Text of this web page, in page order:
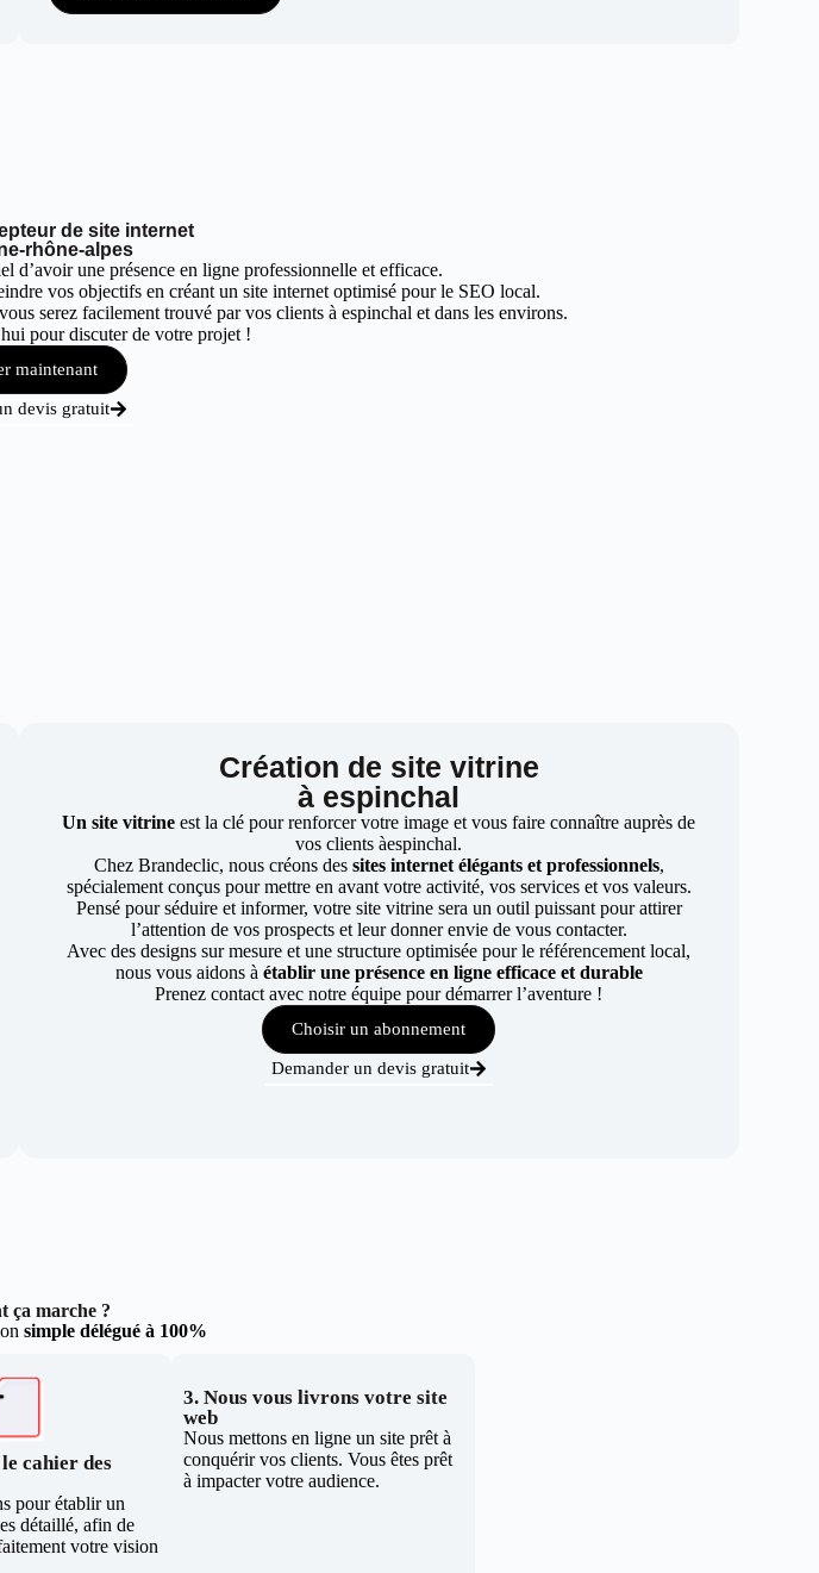
de site internet
rhône-alpes
d’avoir une présence en ligne professionnelle et efficace.
vos objectifs en créant un site internet optimisé pour le SEO local.
serez facilement trouvé par vos clients à espinchal et dans les environs.
pour discuter de votre projet !
maintenant
devis gratuit
Création de site vitrine
à espinchal
Un site vitrine est la clé pour renforcer votre image et vous faire connaître auprès de
vos clients àespinchal.
Chez Brandeclic, nous créons dessites internet élégants et professionnels,
spécialement conçus pour mettre en avant votre activité, vos services et vos valeurs.
Pensé pour séduire et informer, votre site vitrine sera un outil puissant pour attirer
l’attention de vos prospects et leur donner envie de vous contacter.
Avec des designs sur mesure et une structure optimisée pour le référencement local,
nous vous aidons à établir une présence en ligne efficace et durable
Prenez contact avec notre équipe pour démarrer l’aventure !
Choisir un abonnement
Demander un devis gratuit
ça marche ?
simple délégué à 100%
cahier des
pour établir un
détaillé, afin de
votre vision
3. Nous vous livrons votre site
web
Nous mettons en ligne un site prêt à
conquérir vos clients. Vous êtes prêt
à impacter votre audience.